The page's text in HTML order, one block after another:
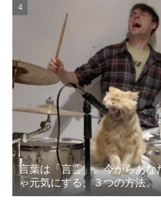
言葉は「言霊」。今からあな
ゃ元気にする、３つの方法。